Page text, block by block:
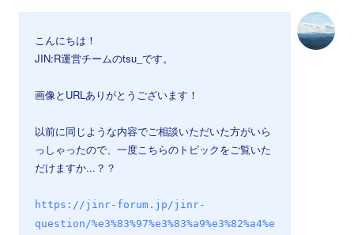
こんにちは！
JIN:R運営チームのtsu_です。
画像とURLありがとうございます！
以前に同じような内容でご相談いただいた方がいら
っしゃったので、一度こちらのトピックをご覧いた
だけますか...？？
https://jinr-forum.jp/jinr-
question/%e3%83%97%e3%83%a9%e3%82%a4%e